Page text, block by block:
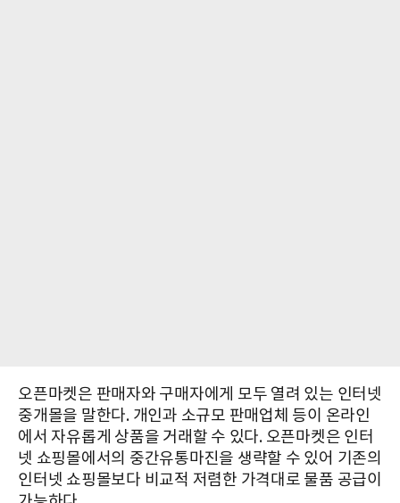
오픈마켓은 판매자와 구매자에게 모두 열려 있는 인터넷
중개몰을 말한다. 개인과 소규모 판매업체 등이 온라인
에서 자유롭게 상품을 거래할 수 있다. 오픈마켓은 인터
넷 쇼핑몰에서의 중간유통마진을 생략할 수 있어 기존의
인터넷 쇼핑몰보다 비교적 저렴한 가격대로 물품 공급이